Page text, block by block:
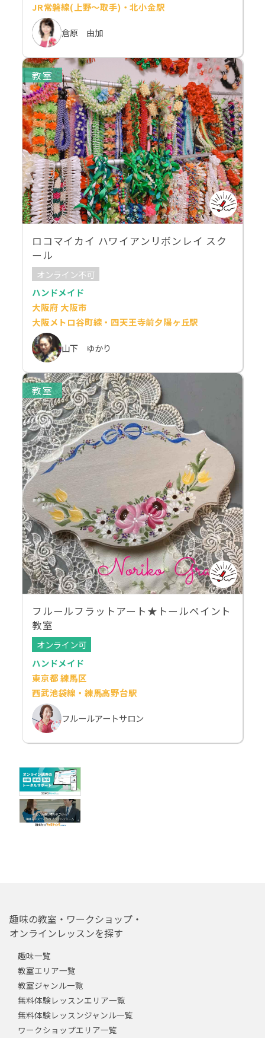
JR常磐線(上野～取手)・北小金駅
倉原 由加
教室
ロコマイカイ ハワイアンリボンレイ スク
ール
オンライン不可
ハンドメイド
大阪府 大阪市
大阪メトロ谷町線・四天王寺前夕陽ヶ丘駅
山下 ゆかり
教室
フルールフラットアート★トールペイント
教室
オンライン可
ハンドメイド
東京都 練馬区
西武池袋線・練馬高野台駅
フルールアートサロン
趣味の教室・ワークショップ・
オンラインレッスンを探す
趣味一覧
教室エリア一覧
教室ジャンル一覧
無料体験レッスンエリア一覧
無料体験レッスンジャンル一覧
ワークショップエリア一覧